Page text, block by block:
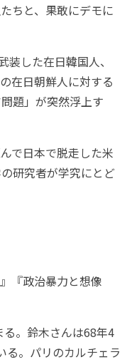
ちと、果敢にデモに
した在日韓国人、
在日朝鮮人に対する
題」が突然浮上す
で日本で脱走した米
研究者が学究にとど
『政治暴力と想像
。鈴木さんは68年4
る。パリのカルチェラ